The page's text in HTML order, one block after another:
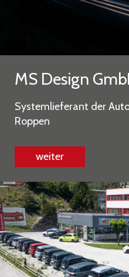
MS Design
Systemlieferant der
Roppen
weiter